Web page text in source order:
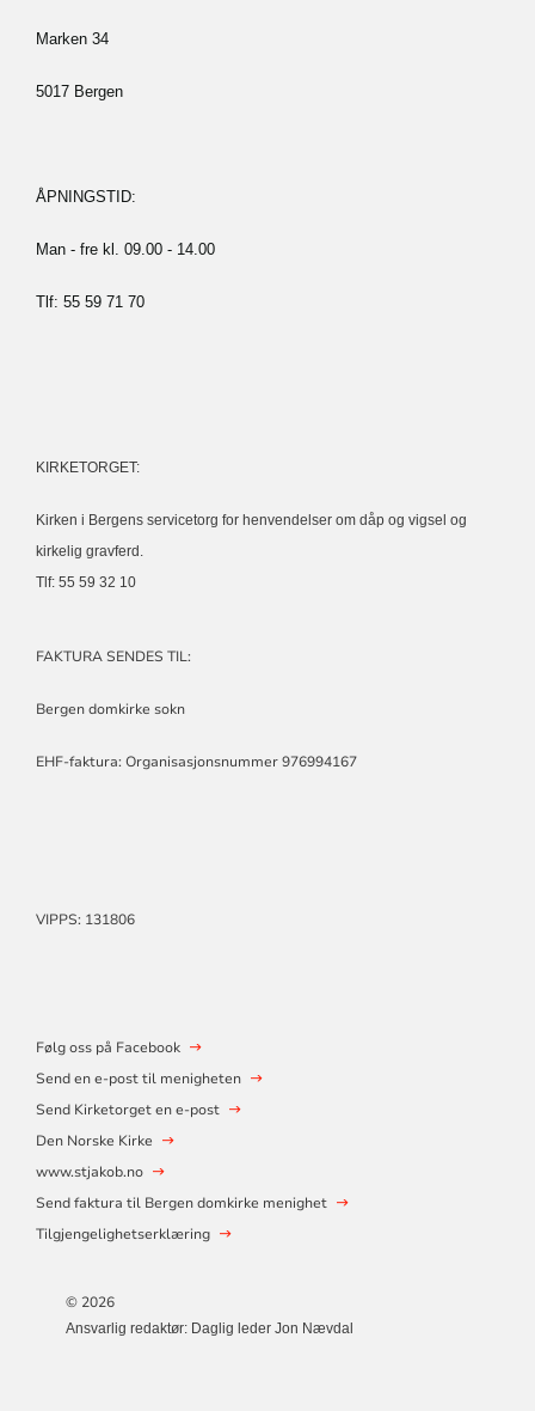
Marken 34
5017 Bergen
ÅPNINGSTID:
Man - fre kl. 09.00 - 14.00
Tlf: 55 59 71 70
KIRKETORGET:
Kirken i Bergens servicetorg for henvendelser om dåp og vigsel og
kirkelig gravferd.
Tlf: 55 59 32 10
FAKTURA SENDES TIL:
Bergen domkirke sokn
EHF-faktura: Organisasjonsnummer 976994167
VIPPS: 131806
Følg oss på Facebook
Send en e-post til menigheten
Send Kirketorget en e-post
Den Norske Kirke
www.stjakob.no
Send faktura til Bergen domkirke menighet
Tilgjengelighetserklæring
© 2026
Ansvarlig redaktør: Daglig leder Jon Nævdal